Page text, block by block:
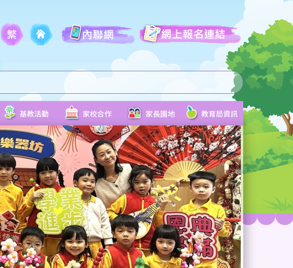
基教活動 家校合作 家長園地 教育局資訊